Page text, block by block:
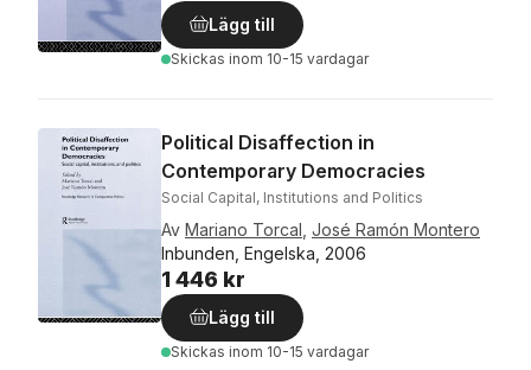
Lägg till
Skickas inom 10-15 vardagar
Political Disaffection in
Contemporary Democracies
Social Capital, Institutions and Politics
Av Mariano Torcal José Ramón Montero
Inbunden, Engelska, 2006
1 446 kr
Lägg till
Skickas inom 10-15 vardagar